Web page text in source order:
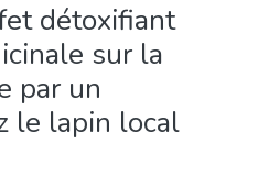
détoxifiant
sur la
par un
le lapin local